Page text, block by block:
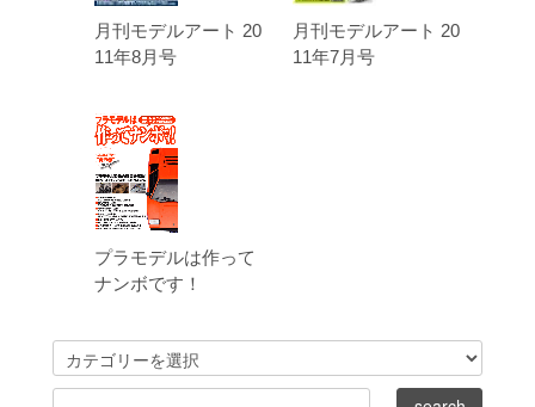
月刊モデルアート 20
11年8月号
月刊モデルアート 20
11年7月号
プラモデルは作って
ナンボです！